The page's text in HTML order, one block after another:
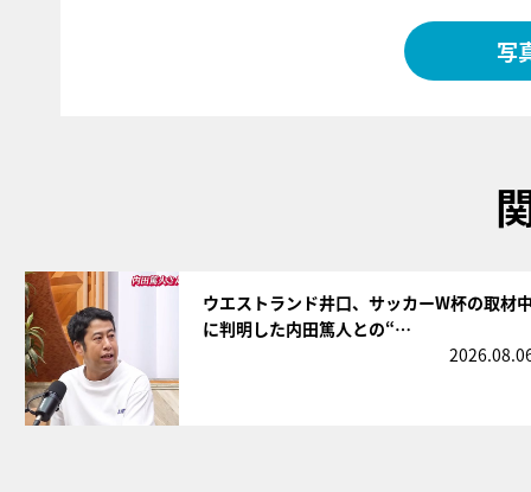
写
ウエストランド井口、サッカーW杯の取材
に判明した内田篤人との“…